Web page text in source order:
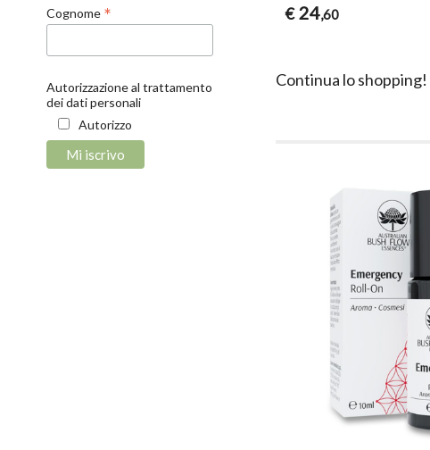
€ 24,60
Continua lo shopping!
Cognome *
Autorizzazione al trattamento
dei dati personali
Autorizzo